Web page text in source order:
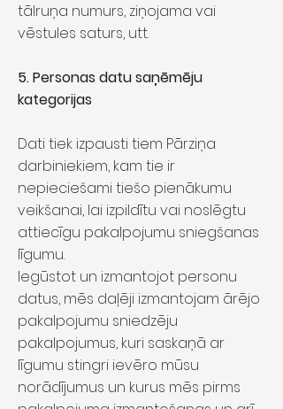
tālruņa numurs, ziņojama vai
vēstules saturs, utt.
5. Personas datu saņēmēju
kategorijas
Dati tiek izpausti tiem Pārziņa
darbiniekiem, kam tie ir
nepieciešami tiešo pienākumu
veikšanai, lai izpildītu vai noslēgtu
attiecīgu pakalpojumu sniegšanas
līgumu.
Iegūstot un izmantojot personu
datus, mēs daļēji izmantojam ārējo
pakalpojumu sniedzēju
pakalpojumus, kuri saskaņā ar
līgumu stingri ievēro mūsu
norādījumus un kurus mēs pirms